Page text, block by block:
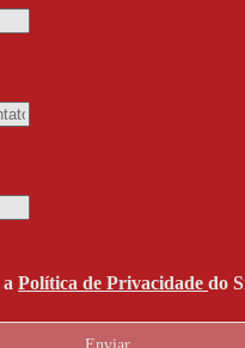
Política de Privacidade do